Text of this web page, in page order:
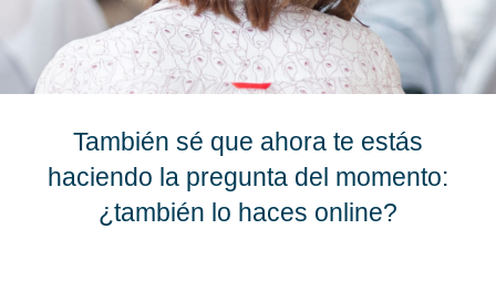
También sé que ahora te estás
haciendo la pregunta del momento:
¿también lo haces online?